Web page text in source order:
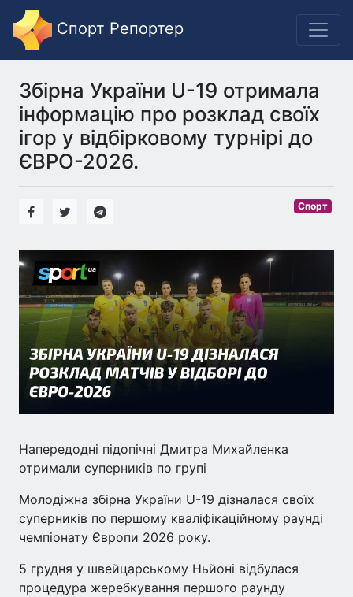
Спорт Репортер
Збірна України U-19 отримала
інформацію про розклад своїх
ігор у відбірковому турнірі до
ЄВРО-2026.
Спорт
Напередодні підопічні Дмитра Михайленка
отримали суперників по групі
Молодіжна збірна України U-19 дізналася своїх
суперників по першому кваліфікаційному раунді
чемпіонату Європи 2026 року.
5 грудня у швейцарському Ньйоні відбулася
процедура жеребкування першого раунду